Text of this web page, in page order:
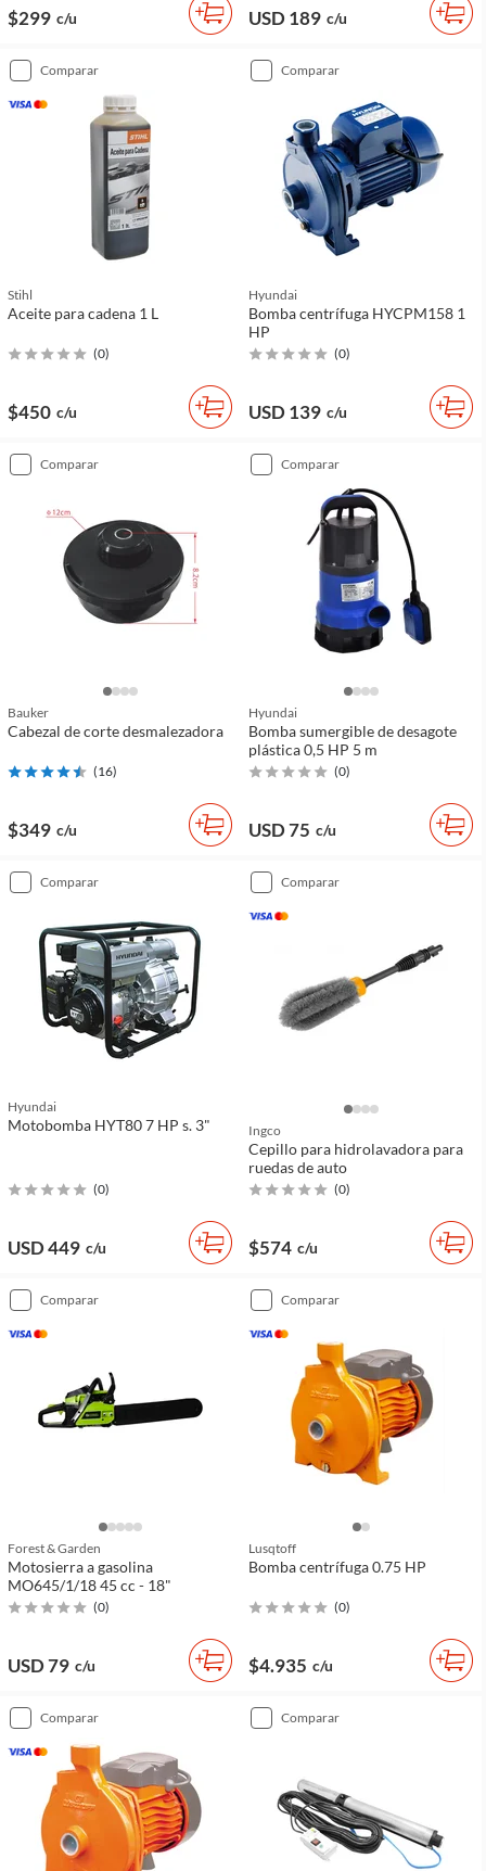
$299 c/u USD 189 c/u
comparar
Stihl
Aceite para cadena 1 L
(0)
$450 c/u
comparar
Hyundai
Bomba centrífuga HYCPM158 1
HP
(0)
USD 139 c/u
comparar
Bauker
Cabezal de corte desmalezadora
(16)
$349 c/u
comparar
Hyundai
Bomba sumergible de desagote
plástica 0,5 HP 5 m
(0)
USD 75 c/u
comparar
Hyundai
Motobomba HYT80 7 HP s. 3"
(0)
USD 449 c/u
comparar
Ingco
Cepillo para hidrolavadora para
ruedas de auto
(0)
$574 c/u
comparar
Forest & Garden
Motosierra a gasolina
MO645/1/18 45 cc - 18"
(0)
USD 79 c/u
comparar
Lusqtoff
Bomba centrífuga 0.75 HP
(0)
$4.935 c/u
comparar comparar